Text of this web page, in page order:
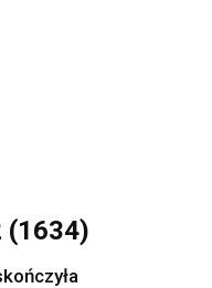
(1634)